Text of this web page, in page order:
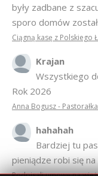
były zadbane z
sporo domów
Ciągną kasę z Polskiego
Krajan
Wszystkiego
Rok 2026
Anna Bogusz -
hahahah
Bardziej tu
pieniądze robi się